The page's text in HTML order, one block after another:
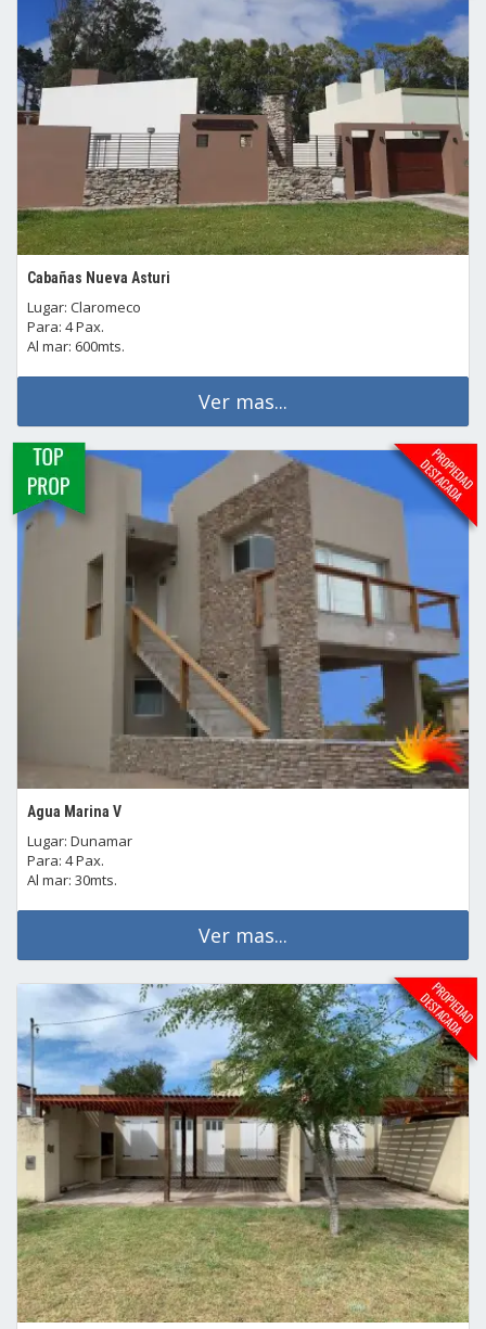
Cabañas Nueva Asturi
Lugar: Claromeco
Para: 4 Pax.
Al mar: 600mts.
Ver mas...
Agua Marina V
Lugar: Dunamar
Para: 4 Pax.
Al mar: 30mts.
Ver mas...